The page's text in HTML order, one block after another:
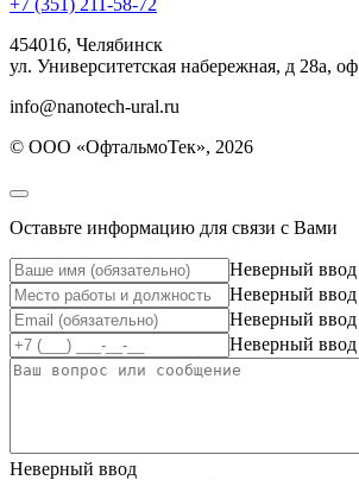
454016, Челябинск
ул. Университетская набережная, д 28а,
info@nanotech-ural.ru
© ООО «ОфтальмоТек», 2026
Оставьте информацию для связи с Вами
Неверный ввод
Неверный ввод
Неверный ввод
Неверный ввод
Неверный ввод